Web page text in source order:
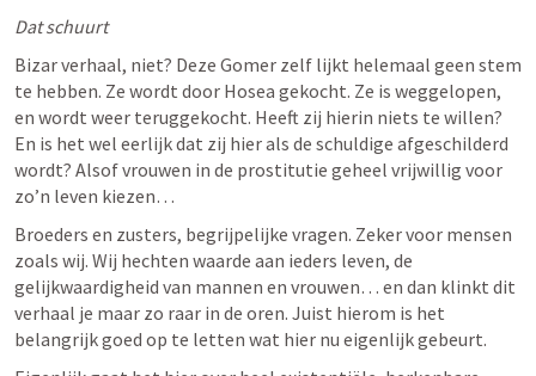
Dat schuurt
Bizar verhaal, niet? Deze Gomer zelf lijkt helemaal geen stem
te hebben. Ze wordt door Hosea gekocht. Ze is weggelopen,
en wordt weer teruggekocht. Heeft zij hierin niets te willen?
En is het wel eerlijk dat zij hier als de schuldige afgeschilderd
wordt? Alsof vrouwen in de prostitutie geheel vrijwillig voor
zo’n leven kiezen…
Broeders en zusters, begrijpelijke vragen. Zeker voor mensen
zoals wij. Wij hechten waarde aan ieders leven, de
gelijkwaardigheid van mannen en vrouwen… en dan klinkt dit
verhaal je maar zo raar in de oren. Juist hierom is het
belangrijk goed op te letten wat hier nu eigenlijk gebeurt.